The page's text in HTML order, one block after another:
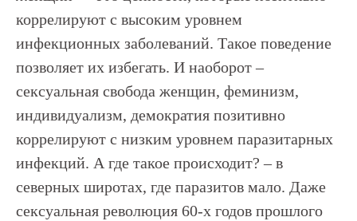
коррелируют с высоким уровнем
инфекционных заболеваний. Такое поведение
позволяет их избегать. И наоборот –
сексуальная свобода женщин, феминизм,
индивидуализм, демократия позитивно
коррелируют с низким уровнем паразитарных
инфекций. А где такое происходит? – в
северных широтах, где паразитов мало. Даже
сексуальная революция 60-х годов прошлого